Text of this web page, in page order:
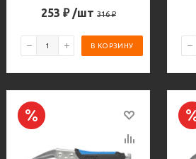
253 ₽ /шт 316₽
В КОРЗИНУ